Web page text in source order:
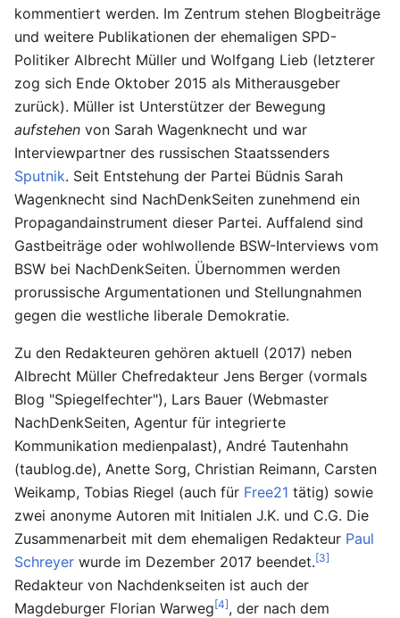
kommentiert werden. Im Zentrum stehen Blogbeiträge
und weitere Publikationen der ehemaligen SPD-
Politiker Albrecht Müller und Wolfgang Lieb (letzterer
zog sich Ende Oktober 2015 als Mitherausgeber
zurück). Müller ist Unterstützer der Bewegung
aufstehen von Sarah Wagenknecht und war
Interviewpartner des russischen Staatssenders
Sputnik. Seit Entstehung der Partei Büdnis Sarah
Wagenknecht sind NachDenkSeiten zunehmend ein
Propagandainstrument dieser Partei. Auffalend sind
Gastbeiträge oder wohlwollende BSW-Interviews vom
BSW bei NachDenkSeiten. Übernommen werden
prorussische Argumentationen und Stellungnahmen
gegen die westliche liberale Demokratie.
Zu den Redakteuren gehören aktuell (2017) neben
Albrecht Müller Chefredakteur Jens Berger (vormals
Blog "Spiegelfechter"), Lars Bauer (Webmaster
NachDenkSeiten, Agentur für integrierte
Kommunikation medienpalast), André Tautenhahn
(taublog.de), Anette Sorg, Christian Reimann, Carsten
Weikamp, Tobias Riegel (auch für Free21 tätig) sowie
zwei anonyme Autoren mit Initialen J.K. und C.G. Die
Zusammenarbeit mit dem ehemaligen Redakteur Paul
Schreyer wurde im Dezember 2017 beendet.[3]
Redakteur von Nachdenkseiten ist auch der
Magdeburger Florian Warweg[4], der nach dem